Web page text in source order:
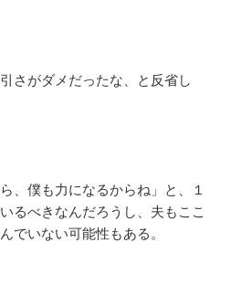
さがダメだったな、と反省し
、僕も力になるからね」と、１
るべきなんだろうし、夫もここ
でいない可能性もある。